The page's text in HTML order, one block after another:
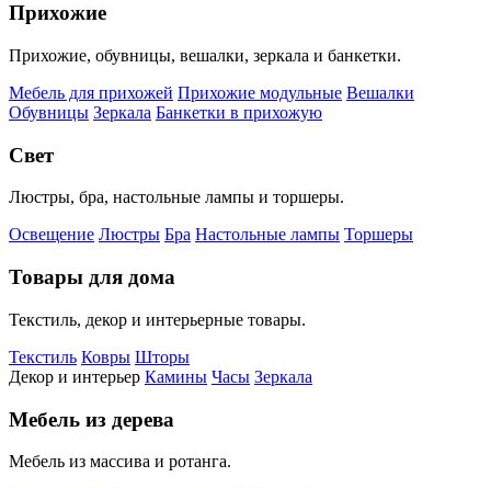
Прихожие
Прихожие, обувницы, вешалки, зеркала и банкетки.
Мебель для прихожей Прихожие модульные Вешалки
Обувницы Зеркала Банкетки в прихожую
Свет
Люстры, бра, настольные лампы и торшеры.
Освещение Люстры Бра Настольные лампы Торшеры
Товары для дома
Текстиль, декор и интерьерные товары.
Текстиль Ковры Шторы
Декор и интерьер Камины Часы Зеркала
Мебель из дерева
Мебель из массива и ротанга.